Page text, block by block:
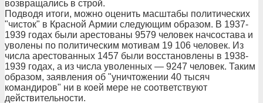
возвращались в строй.
Подводя итоги, можно оценить масштабы политических
"чисток" в Красной Армии следующим образом. В 1937-
1939 годах были арестованы 9579 человек начсостава и
уволены по политическим мотивам 19 106 человек. Из
числа арестованных 1457 были восстановлены в 1938-
1939 годах, а из числа уволенных — 9247 человек. Таким
образом, заявления об "уничтожении 40 тысяч
командиров" ни в коей мере не соответствуют
действительности.